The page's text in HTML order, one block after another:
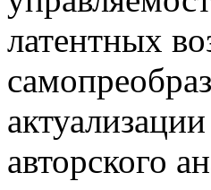
латентных
авторского